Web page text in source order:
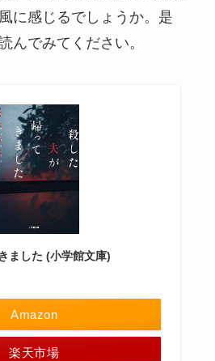
に感じるでしょうか。是
んでみてください。
ました (小学館文庫)
Amazon
楽天市場